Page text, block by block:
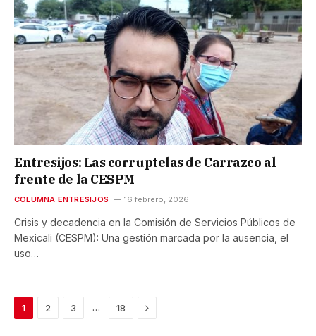
Entresijos: Las corruptelas de Carrazco al
frente de la CESPM
COLUMNA ENTRESIJOS 16 febrero, 2026
Crisis y decadencia en la Comisión de Servicios Públicos de
Mexicali (CESPM): Una gestión marcada por la ausencia, el
uso…
1 2 3 … 18 Next